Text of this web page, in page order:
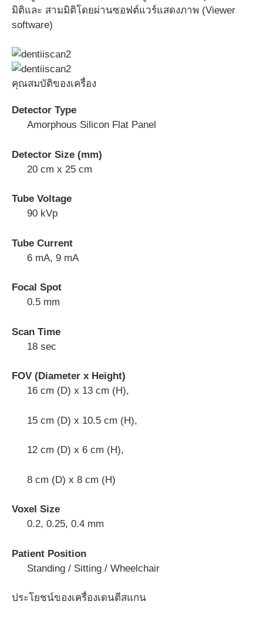
มิติและ สามมิติโดยผ่านซอฟต์แวร์แสดงภาพ (Viewer
software)
คุณสมบัติของเครื่อง
Detector Type
Amorphous Silicon Flat Panel
Detector Size (mm)
20 cm x 25 cm
Tube Voltage
90 kVp
Tube Current
6 mA, 9 mA
Focal Spot
0.5 mm
Scan Time
18 sec
FOV (Diameter x Height)
16 cm (D) x 13 cm (H),
15 cm (D) x 10.5 cm (H),
12 cm (D) x 6 cm (H),
8 cm (D) x 8 cm (H)
Voxel Size
0.2, 0.25, 0.4 mm
Patient Position
Standing / Sitting / Wheelchair
ประโยชน์ของเครื่องเดนตีสแกน